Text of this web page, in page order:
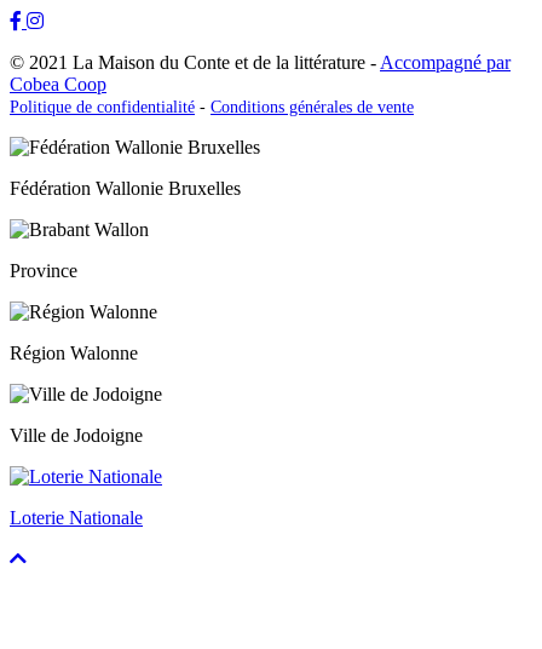
© 2021 La Maison du Conte et de la littérature - Accompagné par
Cobea Coop
Politique de confidentialité - Conditions générales de vente
Fédération Wallonie Bruxelles
Province
Région Walonne
Ville de Jodoigne
Loterie Nationale
Faire